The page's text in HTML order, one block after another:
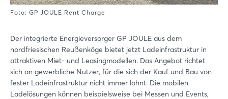
Foto: GP JOULE Rent Charge
Der integrierte Energieversorger GP JOULE aus dem
nordfriesischen Reußenköge bietet jetzt Ladeinfrastruktur in
attraktiven Miet- und Leasingmodellen. Das Angebot richtet
sich an gewerbliche Nutzer, für die sich der Kauf und Bau von
fester Ladeinfrastruktur nicht immer lohnt. Die mobilen
Ladelösungen können beispielsweise bei Messen und Events,